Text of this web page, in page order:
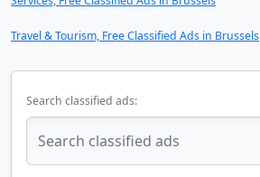
Travel & Tourism, Free Classified Ads in Brussels
Search classified ads: